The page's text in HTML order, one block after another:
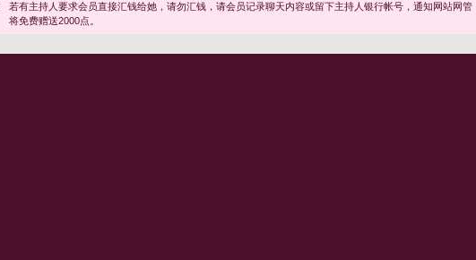
若有主持人要求会员直接汇钱给她，请勿汇钱，请会员记录聊天内容或留下主持人银行帐号，通知网站网
将免费赠送2000点。